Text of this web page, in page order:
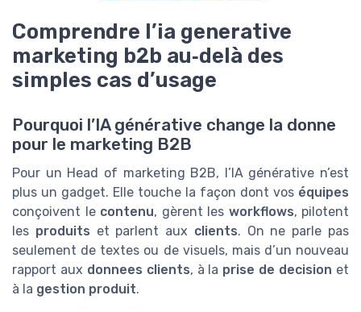
Comprendre l’ia generative
marketing b2b au‑delà des
simples cas d’usage
Pourquoi l’IA générative change la donne
pour le marketing B2B
Pour un Head of marketing B2B, l’IA générative n’est
plus un gadget. Elle touche la façon dont vos équipes
conçoivent le contenu, gèrent les workflows, pilotent
les produits et parlent aux clients. On ne parle pas
seulement de textes ou de visuels, mais d’un nouveau
rapport aux donnees clients, à la prise de decision et
à la gestion produit.